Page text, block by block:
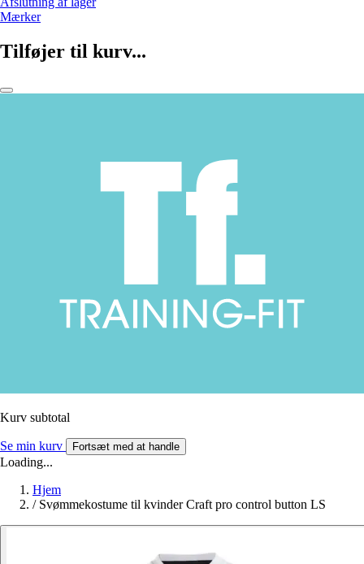
Mærker
Tilføjer til kurv...
Kurv subtotal
Se min kurv Fortsæt med at handle
Loading...
Hjem
/ Svømmekostume til kvinder Craft pro control button LS